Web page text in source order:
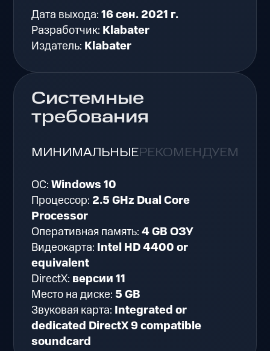
Дата выхода:16 сен. 2021 г.
Разработчик: Klabater
Издатель: Klabater
Системные
требования
МИНИМАЛЬНЫЕРЕКОМЕНДУЕМЫЕ
ОС:Windows 10
Процессор: 2.5 GHz Dual Core
Processor
Оперативная память:4 GB ОЗУ
Видеокарта: Intel HD 4400 or
equivalent
DirectX: версии 11
Место на диске:5 GB
Звуковая карта: Integrated or
dedicated DirectX 9 compatible
soundcard